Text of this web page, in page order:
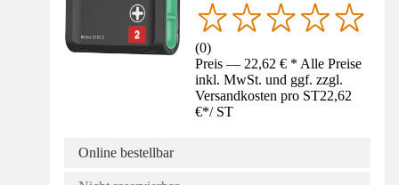
(0)
Preis — 22,62 € * Alle Preise
inkl. MwSt. und ggf. zzgl.
Versandkosten pro ST22,62
€*/ ST
Online bestellbar